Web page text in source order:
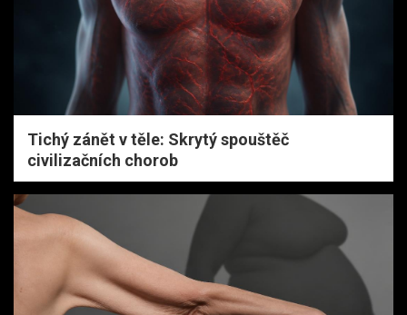
Tichý zánět v těle: Skrytý spouštěč
civilizačních chorob